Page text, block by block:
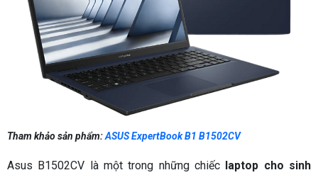
Tham khảo sản phẩm:ASUS ExpertBook B1 B1502CV
Asus B1502CV là một trong những chiếc laptop cho sinh